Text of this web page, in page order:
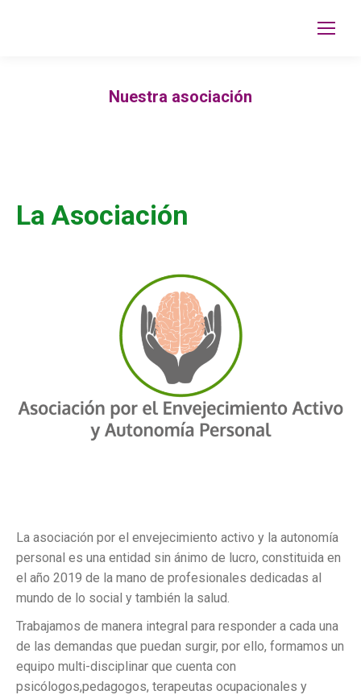
Nuestra asociación
La Asociación
La asociación por el envejecimiento activo y la autonomía
personal es una entidad sin ánimo de lucro, constituida en
el año 2019 de la mano de profesionales dedicadas al
mundo de lo social y también la salud.
Trabajamos de manera integral para responder a cada una
de las demandas que puedan surgir, por ello, formamos un
equipo multi-disciplinar que cuenta con
psicólogos,pedagogos, terapeutas ocupacionales y